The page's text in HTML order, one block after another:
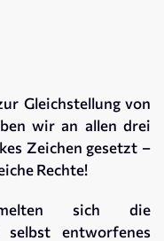
Gleichstellung von
wir an allen drei
Zeichen gesetzt –
Rechte!
sich die
entworfenes